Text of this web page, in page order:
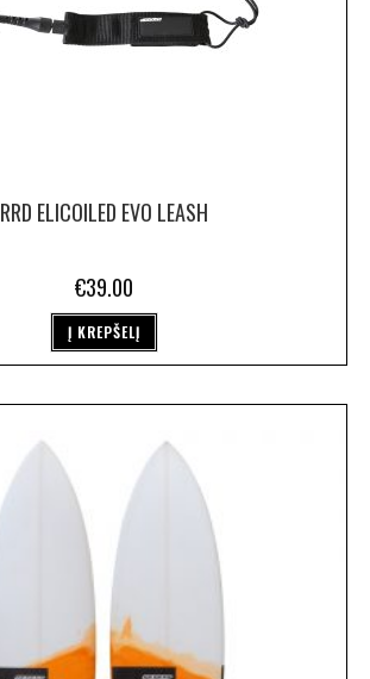
RRD ELICOILED EVO LEASH
€39.00
Į KREPŠELĮ